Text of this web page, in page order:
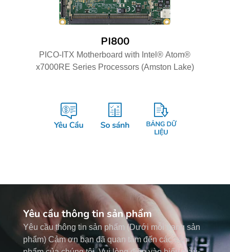
PI800
PICO-ITX Motherboard with Intel® Atom®
x7000RE Series Processors (Amston Lake)
Yêu cầu thông tin sản phẩm
Yêu cầu thông tin sản phẩm (Dưới mỗi trang sản
phẩm) Cảm ơn bạn đã quan tâm đến các sản